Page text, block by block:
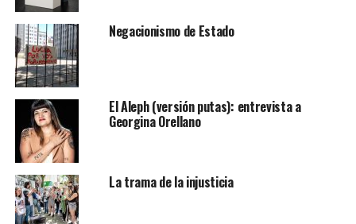
Negacionismo de Estado
El Aleph (versión putas): entrevista a
Georgina Orellano
La trama de la injusticia